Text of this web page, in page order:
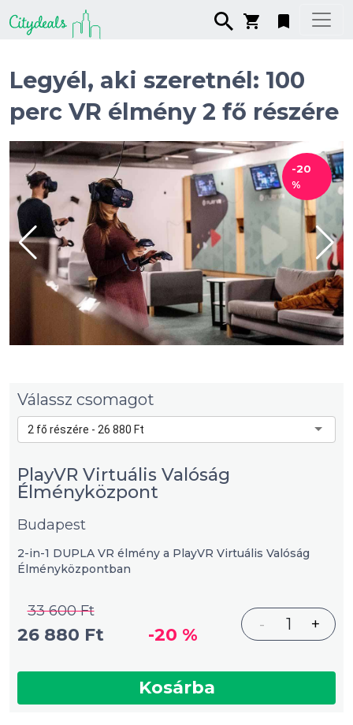
Legyél, aki szeretnél: 100
perc VR élmény 2 fő részére
-20
%
Válassz csomagot
2 fő részére - 26 880 Ft
PlayVR Virtuális Valóság
Élményközpont
Budapest
2-in-1 DUPLA VR élmény a PlayVR Virtuális Valóság
Élményközpontban
33 600 Ft
26 880 Ft -20 % - 1 +
Kosárba